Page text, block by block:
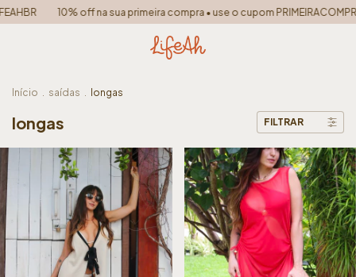
sua primeira compra • use o cupom PRIMEIRACOMPRA FRETE
Início . saídas . longas
longas FILTRAR